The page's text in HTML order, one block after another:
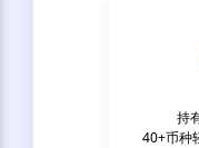
持
40+币种